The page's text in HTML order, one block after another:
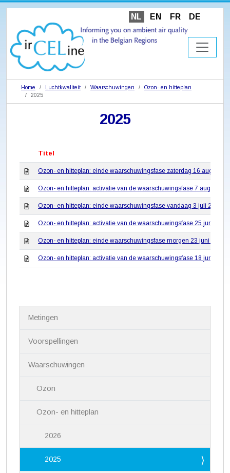
NL EN FR DE
Home Luchtkwaliteit Waarschuwingen
Ozon- en hitteplan
2025
2025
Titel
Ozon- en hitteplan: einde waarschuwingsfase zaterdag 16 augustus
Ozon- en hitteplan: activatie van de waarschuwingsfase 7 augustus
Ozon- en hitteplan: einde waarschuwingsfase vandaag 3 juli 2025
Ozon- en hitteplan: activatie van de waarschuwingsfase 25 juni 2025
Ozon- en hitteplan: einde waarschuwingsfase morgen 23 juni 2025
Ozon- en hitteplan: activatie van de waarschuwingsfase 18 juni 2025
Metingen
Voorspellingen
Waarschuwingen
Ozon
Ozon- en hitteplan
2026
2025